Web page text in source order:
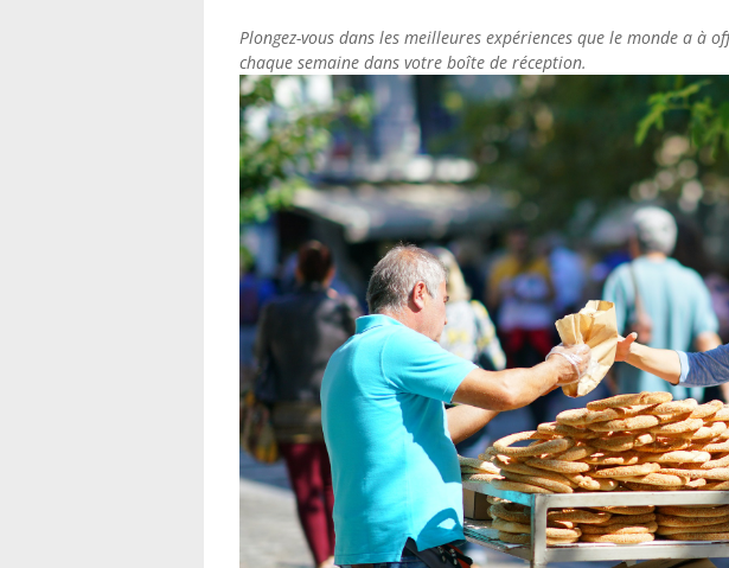
Plongez-vous dans les meilleures expériences que le monde a à
chaque semaine dans votre boîte de réception.